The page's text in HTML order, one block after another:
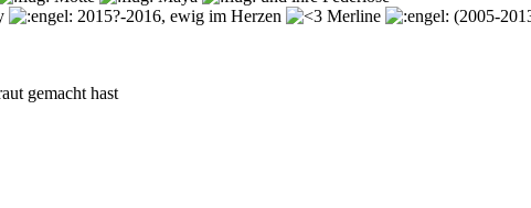
2015?-2016, ewig im Herzen Merline
(2005-
gemacht hast